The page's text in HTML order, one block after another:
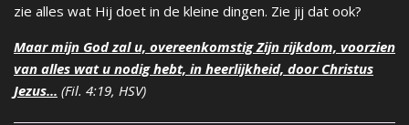
zie alles wat Hij doet in de kleine dingen. Zie jij dat ook?
Maar mijn God zal u, overeenkomstig Zijn rijkdom, voorzien
van alles wat u nodig hebt, in heerlijkheid, door Christus
Jezus... (Fil. 4:19, HSV)